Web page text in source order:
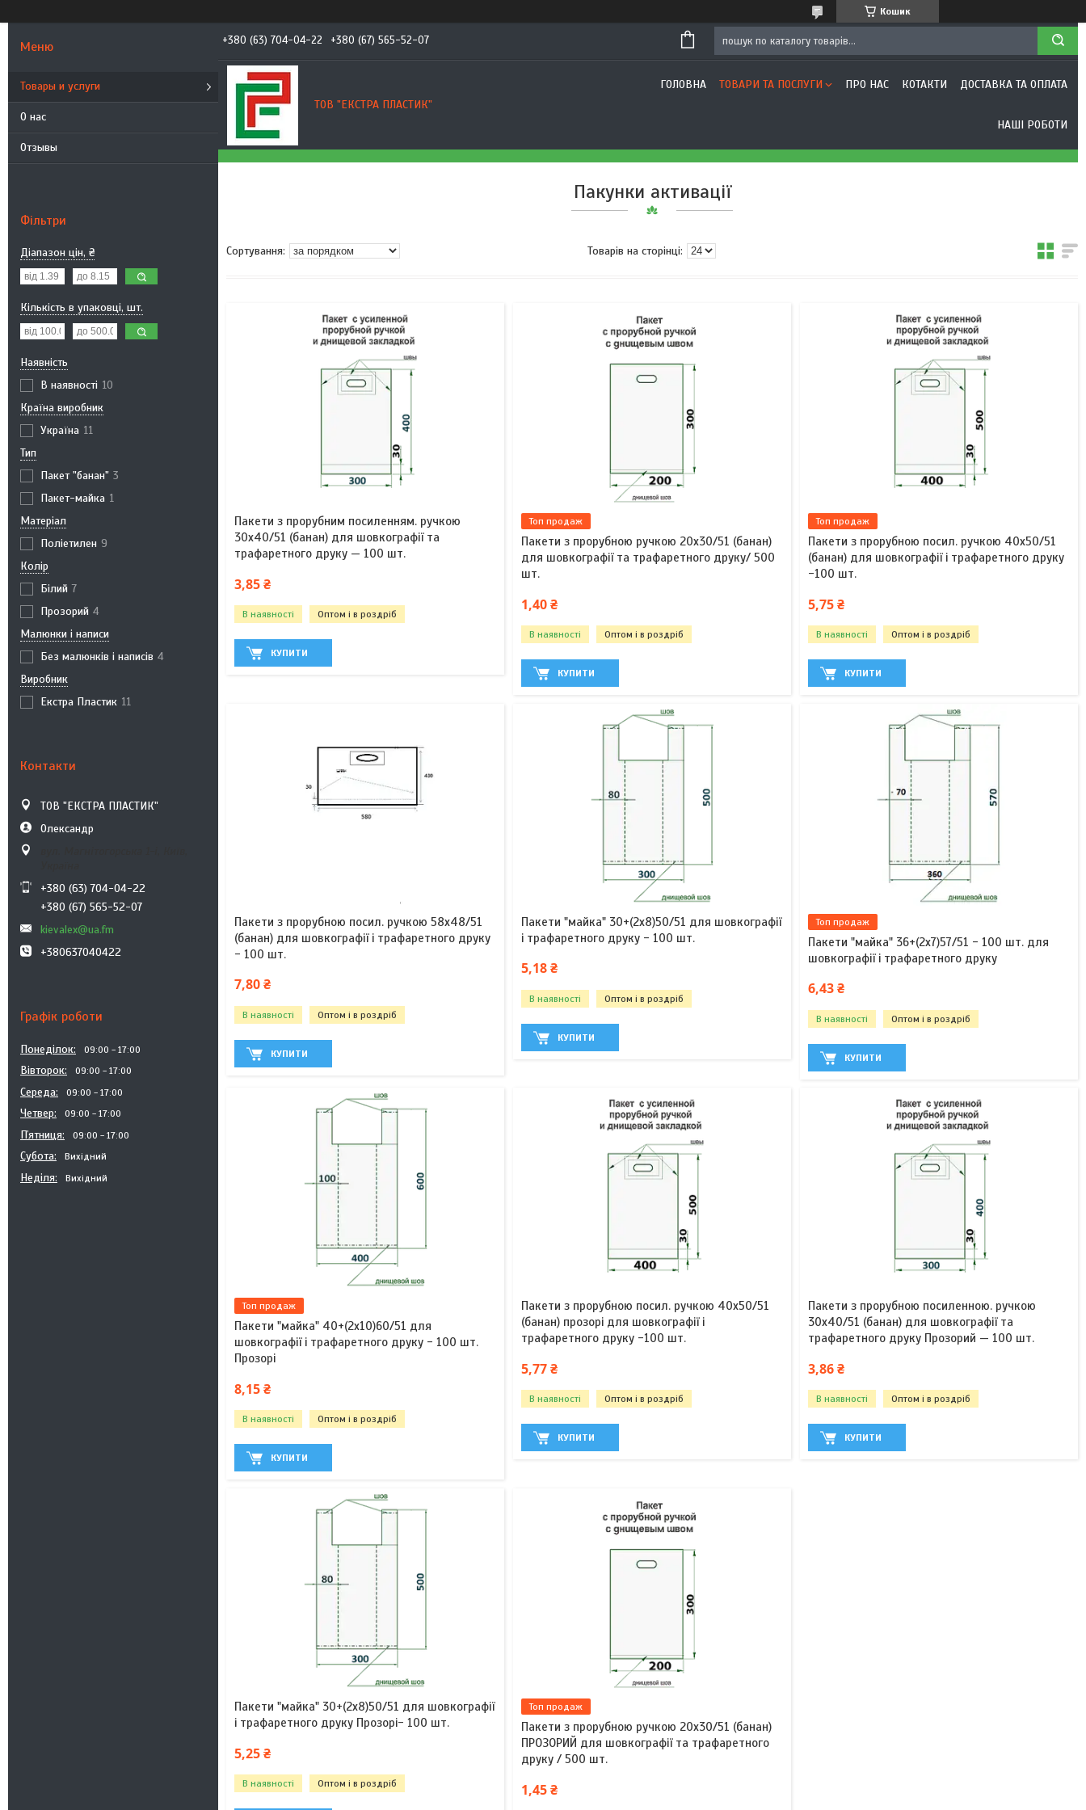
Кошик
Товары и услуги
О нас
Отзывы
Фільтри
Діапазон цін, ₴
Кількість в упаковці, шт.
Наявність
В наявності 10
Країна виробник
Україна 11
Тип
Пакет "банан" 3
Пакет-майка 1
Матеріал
Поліетилен 9
Колір
Білий 7
Прозорий 4
Малюнки і написи
Без малюнків і написів 4
Виробник
Екстра Пластик 11
Контакти
ТОВ "ЕКСТРА ПЛАСТИК"
Олександр
+380 (63) 704-04-22
+380 (67) 565-52-07
kievalex@ua.fm
+380637040422
Графік роботи
Понеділок 09:00 17:00
Вівторок 09:00 17:00
Середа 09:00 17:00
Четвер 09:00 17:00
Пʼятниця 09:00 17:00
Субота Вихідний
Неділя Вихідний
+380 (63) 704-04-22 +380 (67) 565-52-07
ТОВ "ЕКСТРА ПЛАСТИК"
ГОЛОВНА ТОВАРИ ТА ПОСЛУГИ ПРО НАС КОТАКТИ ДОСТАВКА ТА ОПЛАТА
НАШІ РОБОТИ
Пакунки активації
Пакети з прорубним посиленням. ручкою
30х40/51 (банан) для шовкографії та
трафаретного друку — 100 шт.
3,85 ₴
В наявності Оптом і в роздріб
КУПИТИ
Топ продаж
Пакети з прорубною ручкою 20х30/51 (банан)
для шовкографії та трафаретного друку/ 500
шт.
1,40 ₴
В наявності Оптом і в роздріб
КУПИТИ
Топ продаж
Пакети з прорубною посил. ручкою 40х50/51
(банан) для шовкографії і трафаретного друку
-100 шт.
5,75 ₴
В наявності Оптом і в роздріб
КУПИТИ
Пакети з прорубною посил. ручкою 58х48/51
(банан) для шовкографії і трафаретного друку
- 100 шт.
7,80 ₴
В наявності Оптом і в роздріб
КУПИТИ
Пакети "майка" 30+(2х8)50/51 для шовкографії
і трафаретного друку - 100 шт.
5,18 ₴
В наявності Оптом і в роздріб
КУПИТИ
Топ продаж
Пакети "майка" 36+(2х7)57/51 - 100 шт. для
шовкографії і трафаретного друку
6,43 ₴
В наявності Оптом і в роздріб
КУПИТИ
Топ продаж
Пакети "майка" 40+(2х10)60/51 для
шовкографії і трафаретного друку - 100 шт.
Прозорі
8,15 ₴
В наявності Оптом і в роздріб
КУПИТИ
Пакети з прорубною посил. ручкою 40х50/51
(банан) прозорі для шовкографії і
трафаретного друку -100 шт.
5,77 ₴
В наявності Оптом і в роздріб
КУПИТИ
Пакети з прорубною посиленною. ручкою
30х40/51 (банан) для шовкографії та
трафаретного друку Прозорий — 100 шт.
3,86 ₴
В наявності Оптом і в роздріб
КУПИТИ
Пакети "майка" 30+(2х8)50/51 для шовкографії
і трафаретного друку Прозорі- 100 шт.
5,25 ₴
В наявності Оптом і в роздріб
Топ продаж
Пакети з прорубною ручкою 20х30/51 (банан)
ПРОЗОРИЙ для шовкографії та трафаретного
друку / 500 шт.
1,45 ₴